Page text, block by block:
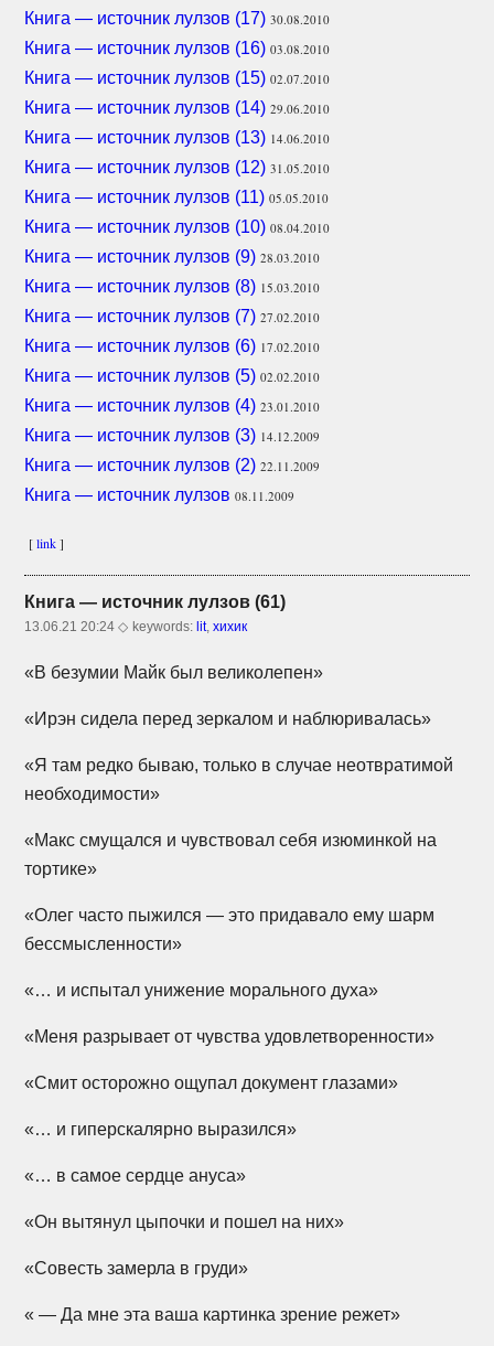
Книга — источник лулзов (17) 30.08.2010
Книга — источник лулзов (16) 03.08.2010
Книга — источник лулзов (15) 02.07.2010
Книга — источник лулзов (14) 29.06.2010
Книга — источник лулзов (13) 14.06.2010
Книга — источник лулзов (12) 31.05.2010
Книга — источник лулзов (11) 05.05.2010
Книга — источник лулзов (10) 08.04.2010
Книга — источник лулзов (9) 28.03.2010
Книга — источник лулзов (8) 15.03.2010
Книга — источник лулзов (7) 27.02.2010
Книга — источник лулзов (6) 17.02.2010
Книга — источник лулзов (5) 02.02.2010
Книга — источник лулзов (4) 23.01.2010
Книга — источник лулзов (3) 14.12.2009
Книга — источник лулзов (2) 22.11.2009
Книга — источник лулзов 08.11.2009
[link]
Книга — источник лулзов (61)
13.06.21 20:24 ◇ keywords: lit,хихик
«В безумии Майк был великолепен»
«Ирэн сидела перед зеркалом и наблюривалась»
«Я там редко бываю, только в случае неотвратимой
необходимости»
«Макс смущался и чувствовал себя изюминкой на
тортике»
«Олег часто пыжился — это придавало ему шарм
бессмысленности»
«… и испытал унижение морального духа»
«Меня разрывает от чувства удовлетворенности»
«Смит осторожно ощупал документ глазами»
«… и гиперскалярно выразился»
«… в самое сердце ануса»
«Он вытянул цыпочки и пошел на них»
«Совесть замерла в груди»
« — Да мне эта ваша картинка зрение режет»